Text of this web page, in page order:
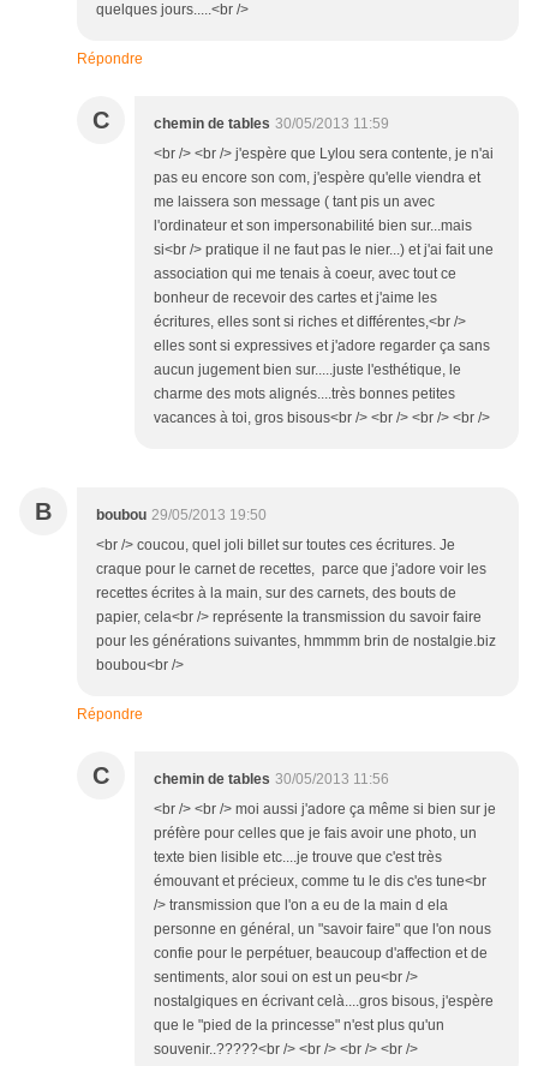
quelques jours.....<br />
Répondre
C chemin de tables 30/05/2013 11:59
<br /> <br /> j'espère que Lylou sera contente, je n'ai
pas eu encore son com, j'espère qu'elle viendra et
me laissera son message ( tant pis un avec
l'ordinateur et son impersonabilité bien sur...mais
si<br /> pratique il ne faut pas le nier...) et j'ai fait une
association qui me tenais à coeur, avec tout ce
bonheur de recevoir des cartes et j'aime les
écritures, elles sont si riches et différentes,<br />
elles sont si expressives et j'adore regarder ça sans
aucun jugement bien sur.....juste l'esthétique, le
charme des mots alignés....très bonnes petites
vacances à toi, gros bisous<br /> <br /> <br /> <br />
B boubou 29/05/2013 19:50
<br /> coucou, quel joli billet sur toutes ces écritures. Je
craque pour le carnet de recettes, parce que j'adore voir les
recettes écrites à la main, sur des carnets, des bouts de
papier, cela<br /> représente la transmission du savoir faire
pour les générations suivantes, hmmmm brin de nostalgie.biz
boubou<br />
Répondre
C chemin de tables 30/05/2013 11:56
<br /> <br /> moi aussi j'adore ça même si bien sur je
préfère pour celles que je fais avoir une photo, un
texte bien lisible etc....je trouve que c'est très
émouvant et précieux, comme tu le dis c'es tune<br
/> transmission que l'on a eu de la main d ela
personne en général, un "savoir faire" que l'on nous
confie pour le perpétuer, beaucoup d'affection et de
sentiments, alor soui on est un peu<br />
nostalgiques en écrivant celà....gros bisous, j'espère
que le "pied de la princesse" n'est plus qu'un
souvenir..?????<br /> <br /> <br /> <br />